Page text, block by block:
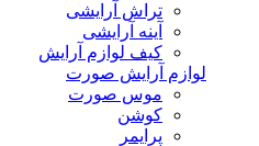
تراش آرایشی
آینه آرایشی
کیف لوازم آرایش
لوازم آرایش صورت
موس صورت
کوشن
پرایمر